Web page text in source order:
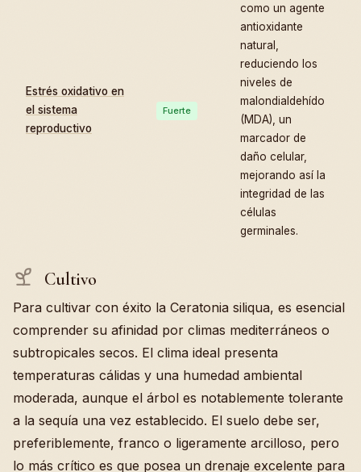
Estrés oxidativo en
el sistema
reproductivo
Fuerte
como un agente
antioxidante
natural,
reduciendo los
niveles de
malondialdehído
(MDA), un
marcador de
daño celular,
mejorando así la
integridad de las
células
germinales.
Cultivo
Para cultivar con éxito la Ceratonia siliqua, es esencial
comprender su afinidad por climas mediterráneos o
subtropicales secos. El clima ideal presenta
temperaturas cálidas y una humedad ambiental
moderada, aunque el árbol es notablemente tolerante
a la sequía una vez establecido. El suelo debe ser,
preferiblemente, franco o ligeramente arcilloso, pero
lo más crítico es que posea un drenaje excelente para